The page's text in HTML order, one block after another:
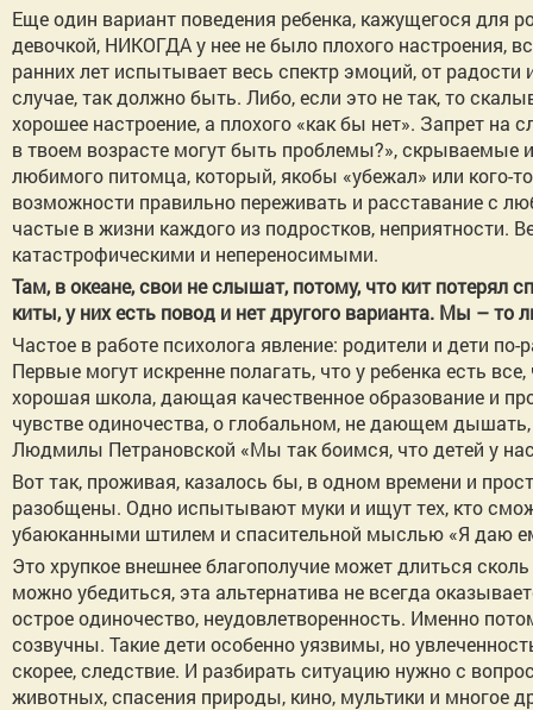
Еще один вариант поведения ребенка, кажущегося для
девочкой, НИКОГДА у нее не было плохого настроения,
ранних лет испытывает весь спектр эмоций, от
случае, так должно быть. Либо, если это не так, то
хорошее настроение, а плохого «как бы нет». Запрет на
в твоем возрасте могут быть проблемы?»,
любимого питомца, который, якобы «убежал» или кого-
возможности правильно переживать и расставание с
частые в жизни каждого из подростков, неприятности.
катастрофическими и непереносимыми.
Там, в океане, свои не слышат, потому, что кит
киты, у них есть повод и нет другого варианта. Мы – то
Частое в работе психолога явление: родители и дети
Первые могут искренне полагать, что у ребенка есть
хорошая школа, дающая качественное образование и
чувстве одиночества, о глобальном, не дающем
Людмилы Петрановской «Мы так боимся, что детей у
Вот так, проживая, казалось бы, в одном времени и
разобщены. Одно испытывают муки и ищут тех, кто
убаюканными штилем и спасительной мыслью «Я даю
Это хрупкое внешнее благополучие может длиться
можно убедиться, эта альтернатива не всегда
острое одиночество, неудовлетворенность. Именно
созвучны. Такие дети особенно уязвимы, но
скорее, следствие. И разбирать ситуацию нужно с
животных, спасения природы, кино, мультики и многое